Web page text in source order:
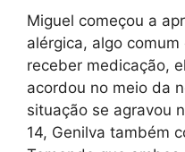
Miguel começou a
alérgica, algo
receber medicação,
acordou no meio da
situação se agravou
14, Genilva também